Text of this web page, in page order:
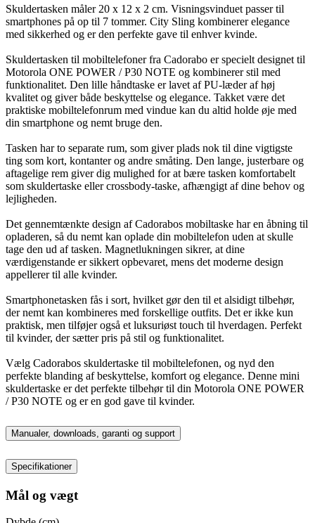
Skuldertasken måler 20 x 12 x 2 cm. Visningsvinduet passer til
smartphones på op til 7 tommer. City Sling kombinerer elegance
med sikkerhed og er den perfekte gave til enhver kvinde.
Skuldertasken til mobiltelefoner fra Cadorabo er specielt designet til
Motorola ONE POWER / P30 NOTE og kombinerer stil med
funktionalitet. Den lille håndtaske er lavet af PU-læder af høj
kvalitet og giver både beskyttelse og elegance. Takket være det
praktiske mobiltelefonrum med vindue kan du altid holde øje med
din smartphone og nemt bruge den.
Tasken har to separate rum, som giver plads nok til dine vigtigste
ting som kort, kontanter og andre småting. Den lange, justerbare og
aftagelige rem giver dig mulighed for at bære tasken komfortabelt
som skuldertaske eller crossbody-taske, afhængigt af dine behov og
lejligheden.
Det gennemtænkte design af Cadorabos mobiltaske har en åbning til
opladeren, så du nemt kan oplade din mobiltelefon uden at skulle
tage den ud af tasken. Magnetlukningen sikrer, at dine
værdigenstande er sikkert opbevaret, mens det moderne design
appellerer til alle kvinder.
Smartphonetasken fås i sort, hvilket gør den til et alsidigt tilbehør,
der nemt kan kombineres med forskellige outfits. Det er ikke kun
praktisk, men tilføjer også et luksuriøst touch til hverdagen. Perfekt
til kvinder, der sætter pris på stil og funktionalitet.
Vælg Cadorabos skuldertaske til mobiltelefonen, og nyd den
perfekte blanding af beskyttelse, komfort og elegance. Denne mini
skuldertaske er det perfekte tilbehør til din Motorola ONE POWER
/ P30 NOTE og er en god gave til kvinder.
Manualer, downloads, garanti og support
Specifikationer
Mål og vægt